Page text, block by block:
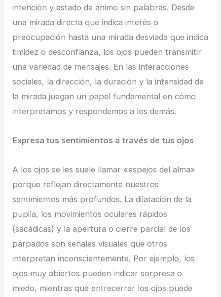
intención y estado de ánimo sin palabras. Desde
una mirada directa que indica interés o
preocupación hasta una mirada desviada que indica
timidez o desconfianza, los ojos pueden transmitir
una variedad de mensajes. En las interacciones
sociales, la dirección, la duración y la intensidad de
la mirada juegan un papel fundamental en cómo
interpretamos y respondemos a los demás.
Expresa tus sentimientos a través de tus ojos
A los ojos se les suele llamar «espejos del alma»
porque reflejan directamente nuestros
sentimientos más profundos. La dilatación de la
pupila, los movimientos oculares rápidos
(sacádicas) y la apertura o cierre parcial de los
párpados son señales visuales que otros
interpretan inconscientemente. Por ejemplo, los
ojos muy abiertos pueden indicar sorpresa o
miedo, mientras que entrecerrar los ojos puede